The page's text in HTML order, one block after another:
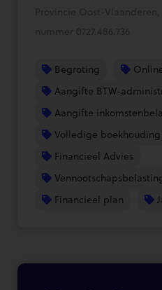
Provincie Oost-
nummer 0727.486.736
Begroting
Aangifte BTW-
Aangifte
Volledige boekhouding
Financieel Advies
Financieel plan